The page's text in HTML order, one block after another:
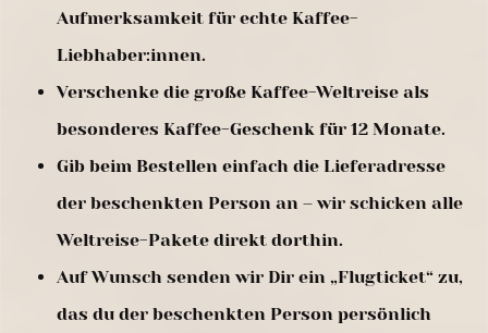
Aufmerksamkeit für echte Kaffee-
Liebhaber:innen.
Verschenke die große Kaffee-Weltreise als
besonderes Kaffee-Geschenk für 12 Monate.
Gib beim Bestellen einfach die Lieferadresse
der beschenkten Person an – wir schicken alle
Weltreise-Pakete direkt dorthin.
Auf Wunsch senden wir Dir ein „Flugticket“ zu,
das du der beschenkten Person persönlich